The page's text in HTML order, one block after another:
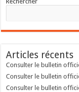
Articles récents
Consulter le bulletin
Consulter le bulletin
Consulter le bulletin